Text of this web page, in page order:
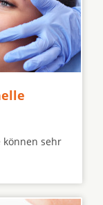
können sehr